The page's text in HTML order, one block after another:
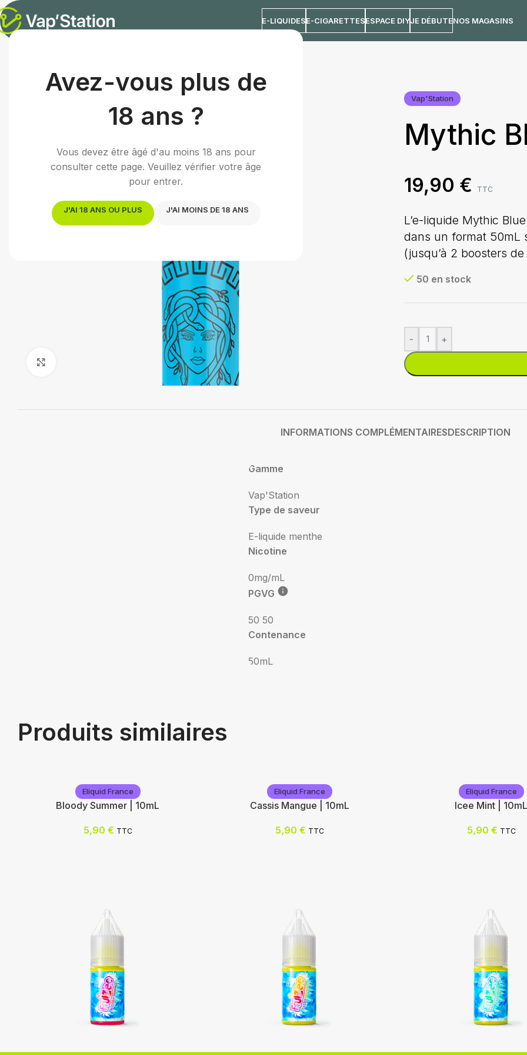
Avez-vous plus de
18 ans ?
Vous devez être âgé d'au moins 18 ans pour
consulter cette page. Veuillez vérifier votre âge
pour entrer.
J'AI 18 ANS OU PLUS J'AI MOINS DE 18 ANS
E-LIQUIDESE-CIGARETTESESPACE DIYJE DÉBUTENOS MAGASINS
/E-liquides Mythic Blue | 50mL
Vap'Station
Mythic
19,90 € TTC
L’e-liquide Mythic
dans un format 50mL
(jusqu’à 2 boosters
50 en stock
- +
INFORMATIONS COMPLÉMENTAIRESDESCRIPTION
Gamme
Vap'Station
Type de saveur
E-liquide menthe
Nicotine
0mg/mL
PGVG
50 50
Contenance
50mL
Produits similaires
Eliquid France
Bloody Summer | 10mL
5,90 € TTC
Eliquid France
Cassis Mangue | 10mL
5,90 € TTC
Eliquid France
Icee Mint | 10mL
5,90 € TTC